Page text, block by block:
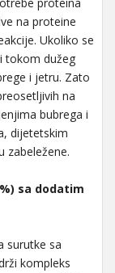
na proteine
Ukoliko se
tokom dužeg
i jetru. Zato
na
bubrega i
dijetetskim
zabeležene.
sa dodatim
surutke sa
kompleks